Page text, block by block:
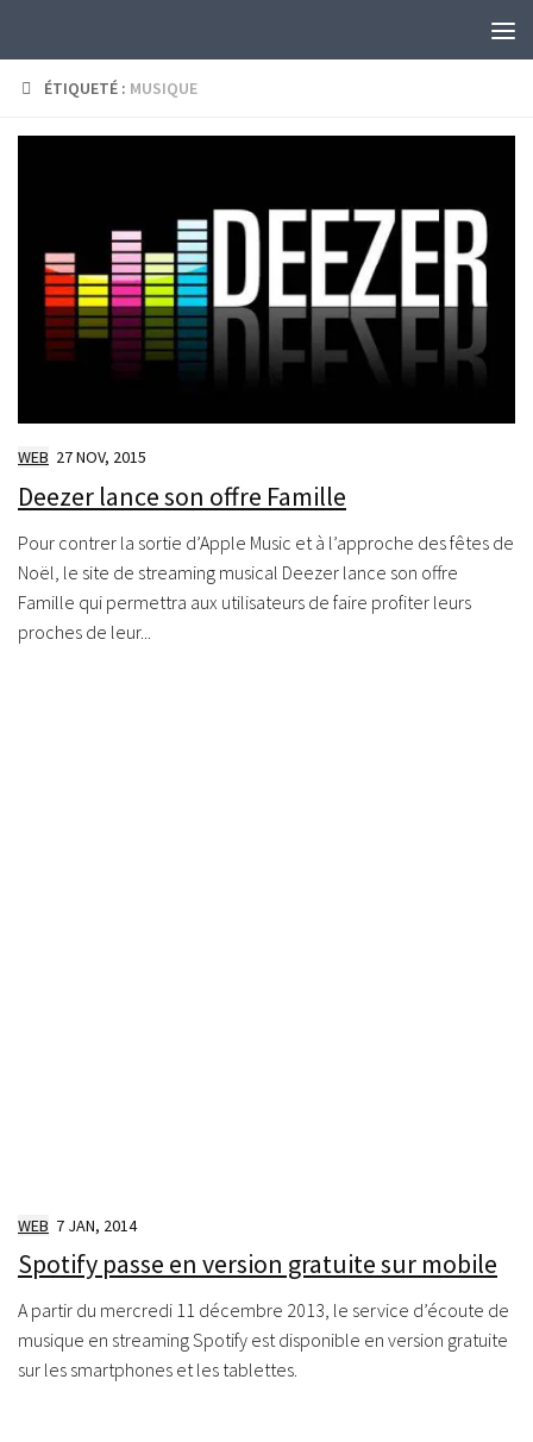
ÉTIQUETÉ : MUSIQUE
WEB 27 NOV, 2015
Deezer lance son offre Famille
Pour contrer la sortie d’Apple Music et à l’approche des fêtes de
Noël, le site de streaming musical Deezer lance son offre
Famille qui permettra aux utilisateurs de faire profiter leurs
proches de leur...
WEB 7 JAN, 2014
Spotify passe en version gratuite sur mobile
A partir du mercredi 11 décembre 2013, le service d’écoute de
musique en streaming Spotify est disponible en version gratuite
sur les smartphones et les tablettes.